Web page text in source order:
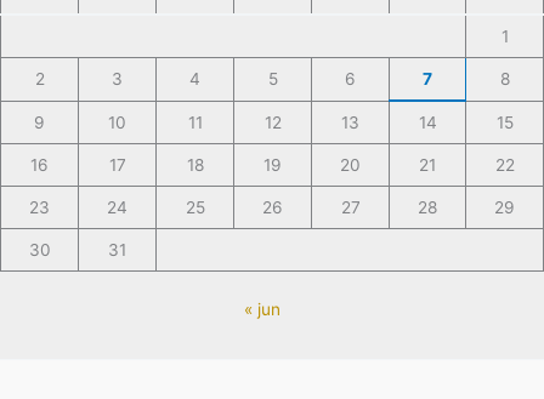
1
2 3 4 5 6 7 8
9 10 11 12 13 14 15
16 17 18 19 20 21 22
23 24 25 26 27 28 29
30 31
« jun